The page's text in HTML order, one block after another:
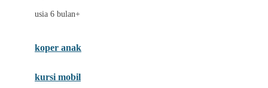
Ergobaby
Ezyroller
F
usia 6 bulan+
koper anak
kursi mobil